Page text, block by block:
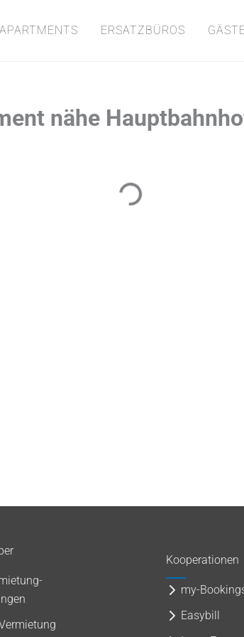
APARTMENTS ERSATZBÜROS
nähe
Loading...
Kooperationen
my-
Easybill